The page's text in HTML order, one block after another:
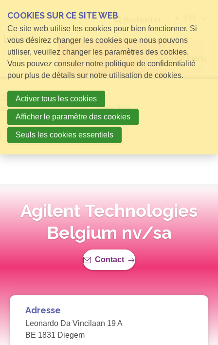
Open menu
Homeinfos pour Visiteurs
relatielijst detail publieke relatie lijst
Retour à la vue d'ensemble
Agilent Technologies
Belgium nv/sa
Contact
Adresse
Leonardo Da Vincilaan 19 A
BE 1831 Diegem
COOKIES SUR CE SITE WEB
Ce site web utilise les cookies pour bien fonctionner. Si
vous désirez changer les cookies que nous pouvons
utiliser, veuillez changer les paramètres des cookies.
Vous pouvez consuler notre politique de confidentialité
pour plus de détails sur notre utilisation de cookies.
Activer tous les cookies
Afficher le paramètre des cookies
Seuls les cookies essentiels